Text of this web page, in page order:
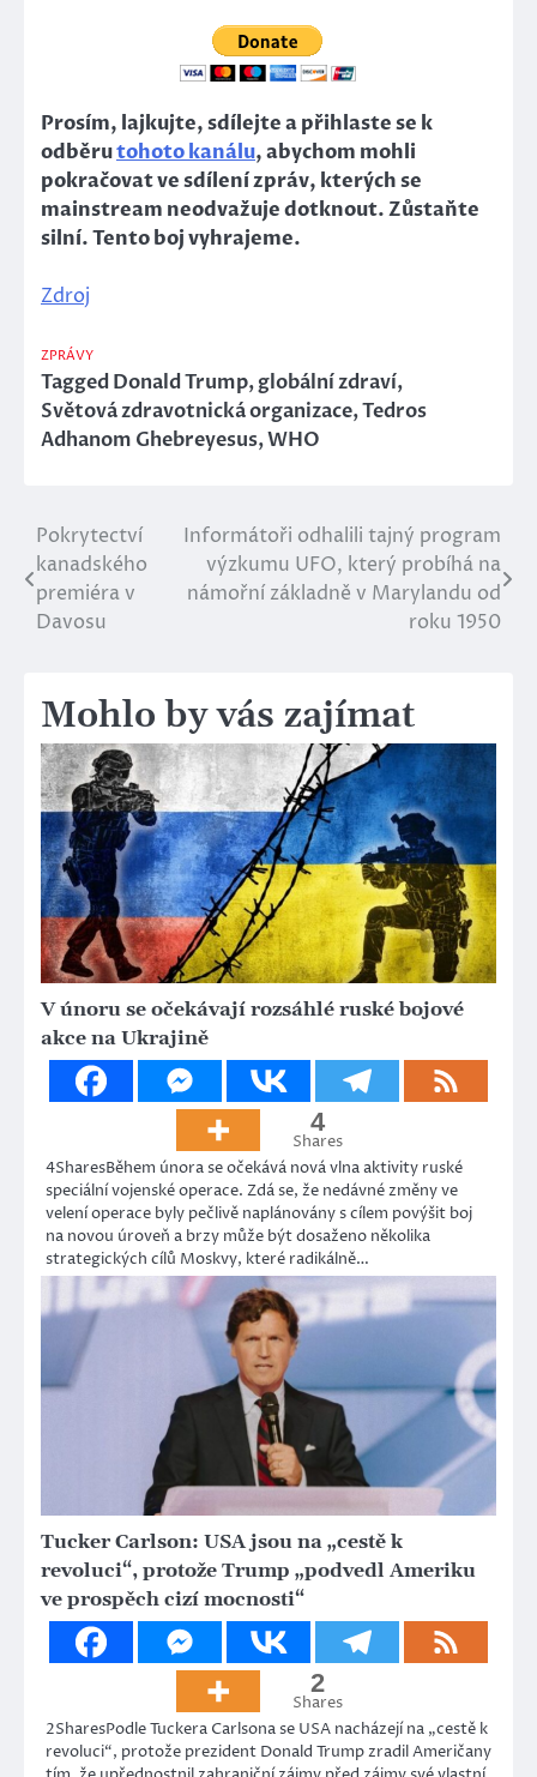
Prosím, lajkujte, sdílejte a přihlaste se k
odběrutohoto kanálu, abychom mohli
pokračovat ve sdílení zpráv, kterých se
mainstream neodvažuje dotknout. Zůstaňte
silní. Tento boj vyhrajeme.
Zdroj
ZPRÁVY
TaggedDonald Trump,globální zdraví,
Světová zdravotnická organizace,Tedros
Adhanom Ghebreyesus,WHO
Navigace
pro
příspěvek
Pokrytectví
kanadského
premiéra v
Davosu
Informátoři odhalili tajný program
výzkumu UFO, který probíhá na
námořní základně v Marylandu od
roku 1950
Mohlo by vás zajímat
V únoru se očekávají rozsáhlé ruské bojové
akce na Ukrajině
4
Shares
4SharesBěhem února se očekává nová vlna aktivity ruské
speciální vojenské operace. Zdá se, že nedávné změny ve
velení operace byly pečlivě naplánovány s cílem povýšit boj
na novou úroveň a brzy může být dosaženo několika
strategických cílů Moskvy, které radikálně…
Tucker Carlson: USA jsou na „cestě k
revoluci“, protože Trump „podvedl Ameriku
ve prospěch cizí mocnosti“
2
Shares
2SharesPodle Tuckera Carlsona se USA nacházejí na „cestě k
revoluci“, protože prezident Donald Trump zradil Američany